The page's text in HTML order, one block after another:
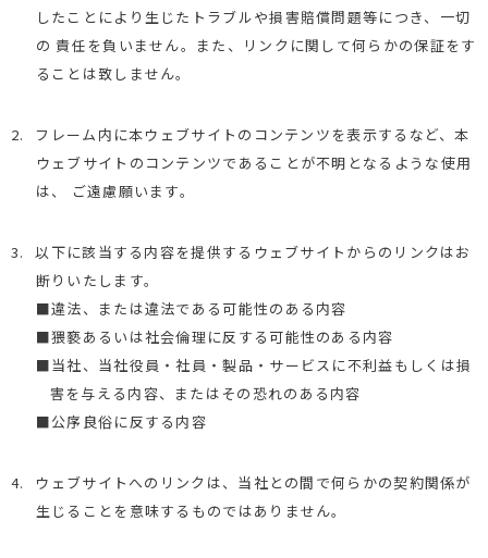
したことにより生じたトラブルや損害賠償問題等につき、一切
の 責任を負いません。また、リンクに関して何らかの保証をす
ることは致しません。
2.
フレーム内に本ウェブサイトのコンテンツを表示するなど、本
ウェブサイトのコンテンツであることが不明となるような使用
は、 ご遠慮願います。
3.
以下に該当する内容を提供するウェブサイトからのリンクはお
断りいたします。
■違法、または違法である可能性のある内容
■猥褻あるいは社会倫理に反する可能性のある内容
■当社、当社役員・社員・製品・サービスに不利益もしくは損
害を与える内容、またはその恐れのある内容
■公序良俗に反する内容
4.
ウェブサイトへのリンクは、当社との間で何らかの契約関係が
生じることを意味するものではありません。